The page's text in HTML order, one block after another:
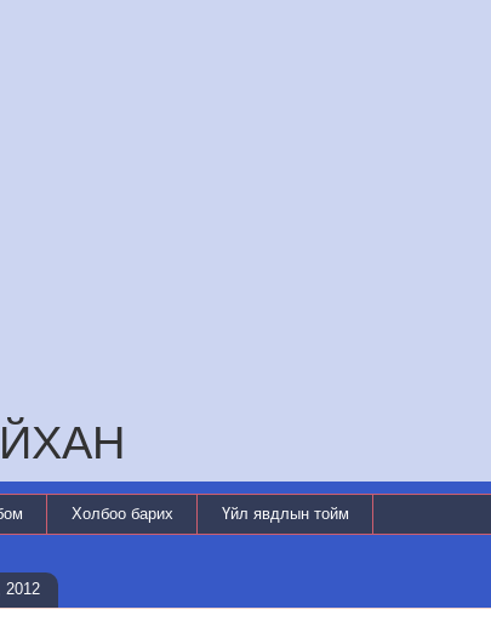
Холбоо барих Үйл явдлын тойм
2012